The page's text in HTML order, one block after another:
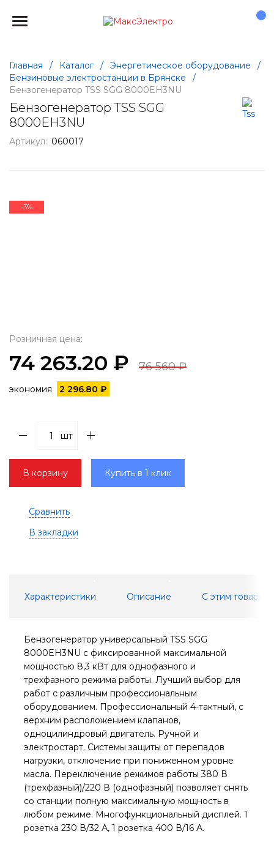
Главная / Каталог / Энергетическое оборудование
/
Бензиновые электростанции в Брянске
/
Бензогенератор TSS SGG 8000EH3NU
Бензогенератор TSS SGG
8000EH3NU
Артикул: 060017
-3%
Розничная цена:
74 263.20 ₽ 76 560 ₽
экономия 2 296.80 ₽
шт
В корзину Купить в 1 клик
Сравнить
В закладки
Характеристики Описание С этим товаром
Бензогенератор универсальный TSS SGG
8000EH3NU с фиксированной максимальной
мощностью 8,3 кВт для однофазного и
трехфазного режима работы. Лучший выбор для
работ с различным профессиональным
оборудованием. Профессиональный 4-тактный, с
верхним расположением клапанов,
одноцилиндровый двигатель. Ручной и
электростарт. Системы защиты от перепадов
нагрузки, отключение при пониженном уровне
масла. Переключение режимов работы 380 В
(трехфазный)/220 В (однофазный) позволяет снять
со станции полную максимальную мощность в
любом режиме. Многофункциональный дисплей. 1
розетка 230 В/32 А, 1 розетка 400 В/16 А.